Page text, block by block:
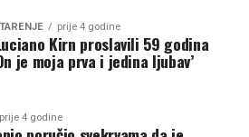
prije 4 godine
Kirn proslavili 59 godina
je moja prva i jedina ljubav’
prije 4 godine